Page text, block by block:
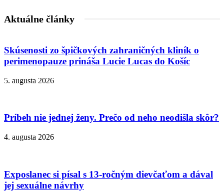
Aktuálne články
Skúsenosti zo špičkových zahraničných kliník o
perimenopauze prináša Lucie Lucas do Košíc
5. augusta 2026
Príbeh nie jednej ženy. Prečo od neho neodišla skôr?
4. augusta 2026
Exposlanec si písal s 13-ročným dievčaťom a dával
jej sexuálne návrhy